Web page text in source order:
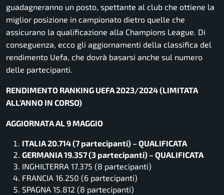
guadagneranno un posto, spettante al club che ottiene la
miglior posizione in campionato dietro quelle che
assicurano la qualificazione alla Champions League. Di
conseguenza, ecco gli aggiornamenti della classifica del
rendimento Uefa, che dovrà basarsi anche sul numero
delle partecipanti.
RENDIMENTO RANKING UEFA 2023/2024 (LIMITATA
ALL’ANNO IN CORSO)
AGGIORNATA AL 9 MAGGIO
ITALIA 20.714 (7 partecipanti) – QUALIFICATA
GERMANIA 19.357 (3 partecipanti) – QUALIFICATA
INGHILTERRA 17.375 (8 partecipanti)
FRANCIA 16.250 (6 partecipanti)
SPAGNA 15.812 (8 partecipanti)